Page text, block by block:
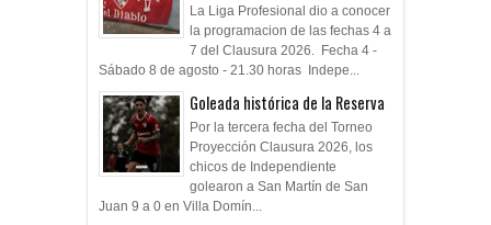
La Liga Profesional dio a conocer
la programacion de las fechas 4 a
7 del Clausura 2026. Fecha 4 -
Sábado 8 de agosto - 21.30 horas Indepe...
Goleada histórica de la Reserva
Por la tercera fecha del Torneo
Proyección Clausura 2026, los
chicos de Independiente
golearon a San Martín de San
Juan 9 a 0 en Villa Domín...